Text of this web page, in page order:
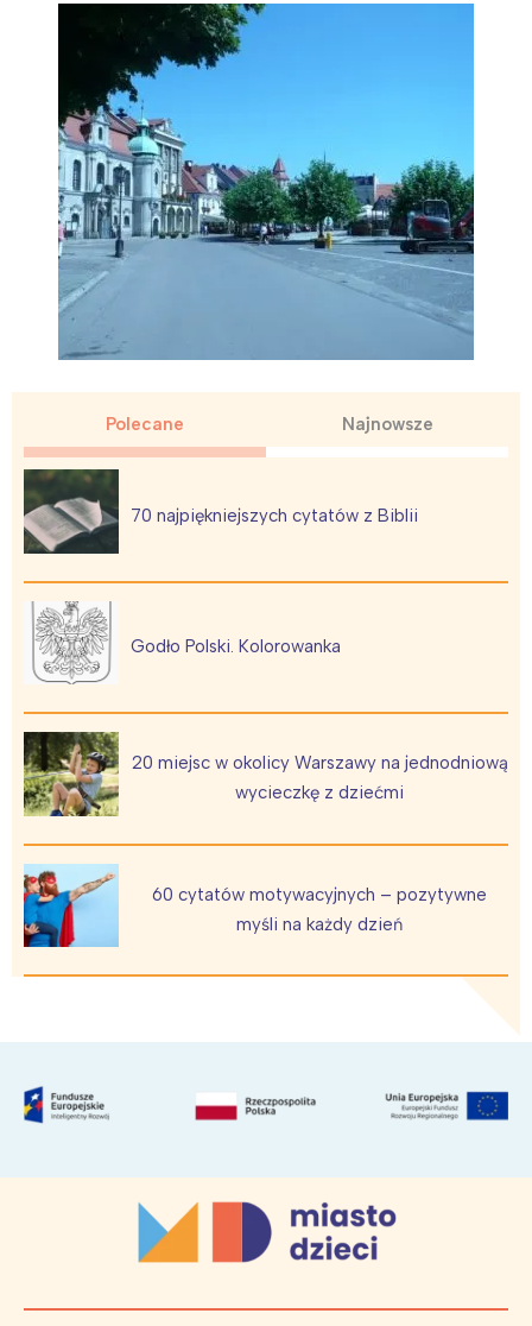
Polecane Najnowsze
70 najpiękniejszych cytatów z Biblii
Godło Polski. Kolorowanka
20 miejsc w okolicy Warszawy na jednodniową
wycieczkę z dziećmi
60 cytatów motywacyjnych – pozytywne
myśli na każdy dzień